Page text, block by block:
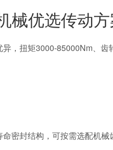
械优选传动
扭矩3000-85000Nm、齿
密封结构，可按需选配机